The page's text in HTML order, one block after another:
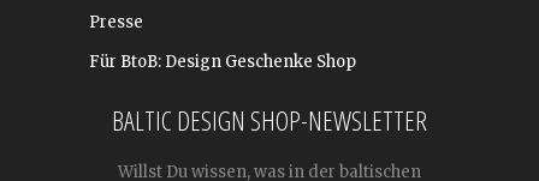
Presse
Für BtoB: Design Geschenke Shop
BALTIC DESIGN SHOP-NEWSLETTER
Willst Du wissen, was in der baltischen